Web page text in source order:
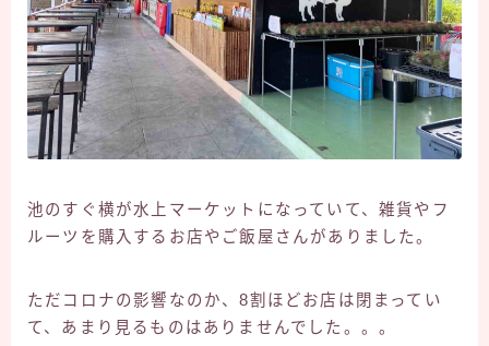
池のすぐ横が水上マーケットになっていて、雑貨やフ
ルーツを購入するお店やご飯屋さんがありました。
ただコロナの影響なのか、8割ほどお店は閉まってい
て、あまり見るものはありませんでした。。。